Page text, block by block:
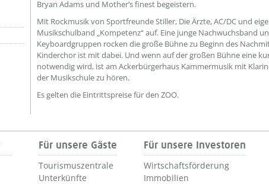
Bryan Adams und Mother’s finest begeistern.
Mit Rockmusik von Sportfreunde Stiller, Die Ärzte, AC/DC und
Musikschulband „Kompetenz“ auf. Eine junge Nachwuchsband
Keyboardgruppen rocken die große Bühne zu Beginn des
Kinderchor ist mit dabei. Und wenn auf der großen Bühne eine
notwendig wird, ist am Ackerbürgerhaus Kammermusik mit
der Musikschule zu hören.
Es gelten die Eintrittspreise für den ZOO.
Für unsere Gäste
Tourismuszentrale
Unterkünfte
Für unsere Investoren
Wirtschaftsförderung
Immobilien